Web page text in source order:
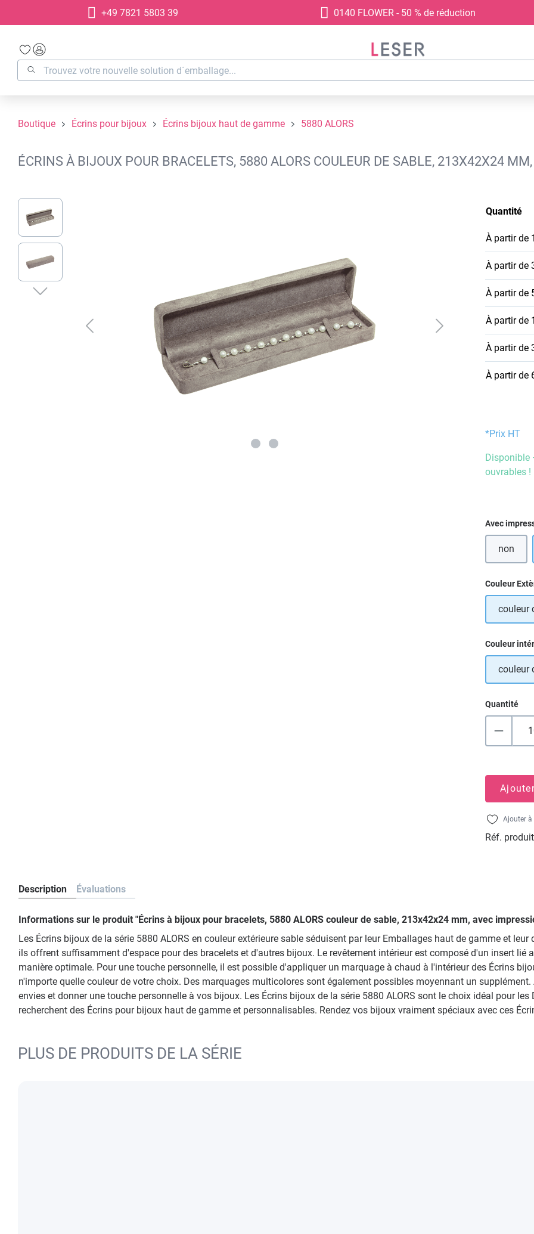
Passer à la navigation principale
+49 7821 5803 39 0140 FLOWER - 50 % de réduction
Boutique Écrins pour bijoux Écrins bijoux haut de gamme 5880 ALORS
ÉCRINS À BIJOUX POUR BRACELETS, 5880 ALORS COULEUR DE SABLE, 213X42X24
Ignorer la galerie d'images
Quantité
À partir de
À partir de
À partir de
À partir de
À partir de
À partir de
*Prix HT
Disponible
ouvrables !
Avec
non
Couleur
couleur
Couleur
couleur
Quantité
Ajouter à
Réf.
Description Évaluations
Informations sur le produit "Écrins à bijoux pour bracelets, 5880 ALORS couleur de sable, 213x42x24 mm, avec
Les Écrins bijoux de la série 5880 ALORS en couleur extérieure sable séduisent par leur Emballages haut de gamme et
ils offrent suffisamment d'espace pour des bracelets et d'autres bijoux. Le revêtement intérieur est composé d'un insert lié
manière optimale. Pour une touche personnelle, il est possible d'appliquer un marquage à chaud à l'intérieur des Écrins
n'importe quelle couleur de votre choix. Des marquages multicolores sont également possibles moyennant un
envies et donner une touche personnelle à vos bijoux. Les Écrins bijoux de la série 5880 ALORS sont le choix idéal pour
recherchent des Écrins pour bijoux haut de gamme et personnalisables. Rendez vos bijoux vraiment spéciaux avec ces
PLUS DE PRODUITS DE LA SÉRIE